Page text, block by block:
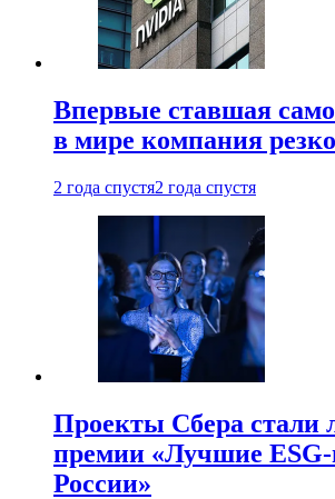
Впервые ставшая
в мире компания
2 года спустя2 года спустя
Проекты Сбера стали
премии «Лучшие
России»